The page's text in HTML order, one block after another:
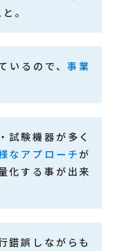
。
いるので、事業
試験機器が多く
なアプローチが
化する事が出来
錯誤しながらも